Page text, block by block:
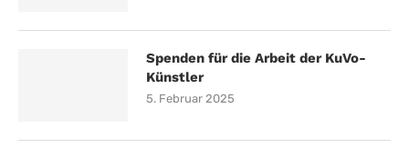
Spenden für die Arbeit der KuVo-
Künstler
5. Februar 2025